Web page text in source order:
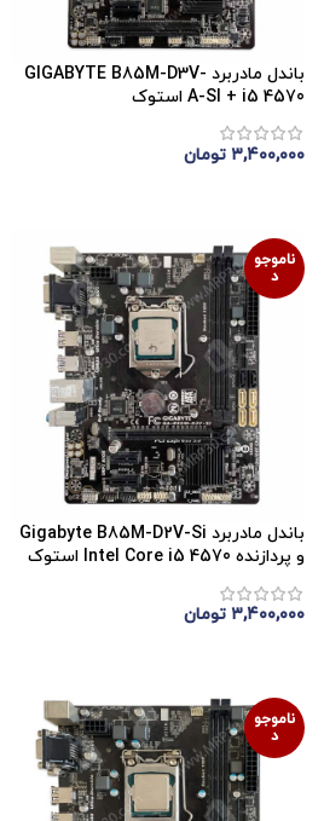
باندل مادربرد GIGABYTE B85M-D3V-
A-SI + i5 4570 استوک
۳,۴۰۰,۰۰۰ تومان
ناموجو
د
باندل مادربرد Gigabyte B85M-D2V-Si
و پردازنده Intel Core i5 4570 استوک
۳,۴۰۰,۰۰۰ تومان
ناموجو
د